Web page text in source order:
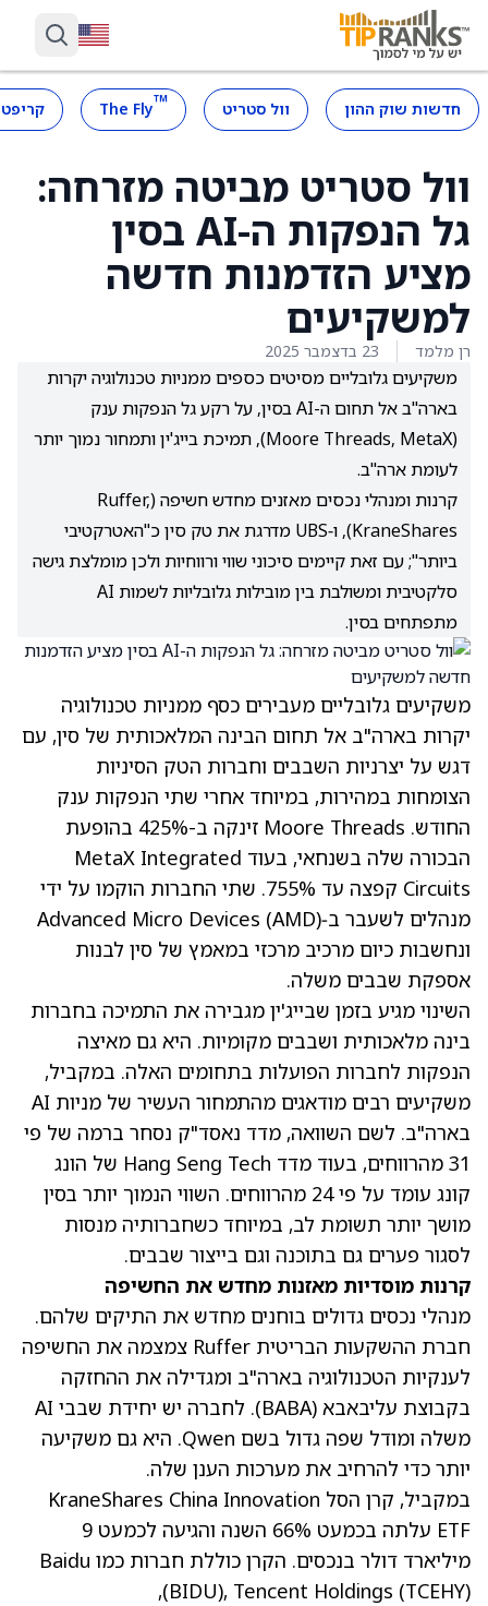
חדשות שוק ההון וול סטריט ™
The Fly
וול סטריט מביטה מזרחה:
גל הנפקות ה-AI בסין
מציע הזדמנות חדשה
למשקיעים
רן מלמד 23 בדצמבר 2025
משקיעים גלובליים מסיטים כספים ממניות טכנולוגיה יקרות
בארה"ב אל תחום ה-AI בסין, על רקע גל הנפקות ענק
(Moore Threads, MetaX), תמיכת בייג'ין ותמחור נמוך יותר
לעומת ארה"ב.
קרנות ומנהלי נכסים מאזנים מחדש חשיפה (Ruffer,
KraneShares), ו‑UBS מדרגת את טק סין כ"האטרקטיבי
ביותר"; עם זאת קיימים סיכוני שווי ורווחיות ולכן מומלצת גישה
סלקטיבית ומשולבת בין מובילות גלובליות לשמות AI
מתפתחים בסין.
משקיעים גלובליים מעבירים כסף ממניות טכנולוגיה
יקרות בארה"ב אל תחום הבינה המלאכותית של סין, עם
דגש על יצרניות השבבים וחברות הטק הסיניות
הצומחות במהירות, במיוחד אחרי שתי הנפקות ענק
החודש. Moore Threads זינקה ב-425% בהופעת
הבכורה שלה בשנחאי, בעוד MetaX Integrated
Circuits קפצה עד 755%. שתי החברות הוקמו על ידי
מנהלים לשעבר ב‑Advanced Micro Devices(AMD)
ונחשבות כיום מרכיב מרכזי במאמץ של סין לבנות
אספקת שבבים משלה.
השינוי מגיע בזמן שבייג'ין מגבירה את התמיכה בחברות
בינה מלאכותית ושבבים מקומיות. היא גם מאיצה
הנפקות לחברות הפועלות בתחומים האלה. במקביל,
משקיעים רבים מודאגים מהתמחור העשיר של מניות AI
בארה"ב. לשם השוואה, מדד נאסד"ק נסחר ברמה של פי
31 מהרווחים, בעוד מדד Hang Seng Tech של הונג
קונג עומד על פי 24 מהרווחים. השווי הנמוך יותר בסין
מושך יותר תשומת לב, במיוחד כשחברותיה מנסות
לסגור פערים גם בתוכנה וגם בייצור שבבים.
קרנות מוסדיות מאזנות מחדש את החשיפה
מנהלי נכסים גדולים בוחנים מחדש את התיקים שלהם.
חברת ההשקעות הבריטית Ruffer צמצמה את החשיפה
לענקיות הטכנולוגיה בארה"ב ומגדילה את ההחזקה
בקבוצת עליבאבא (BABA)
. לחברה יש יחידת שבבי AI
משלה ומודל שפה גדול בשם Qwen. היא גם משקיעה
יותר כדי להרחיב את מערכות הענן שלה.
במקביל, קרן הסל KraneShares China Innovation
ETF עלתה בכמעט 66% השנה והגיעה לכמעט 9
מיליארד דולר בנכסים. הקרן כוללת חברות כמו Baidu
(BIDU), Tencent Holdings (TCEHY)
,